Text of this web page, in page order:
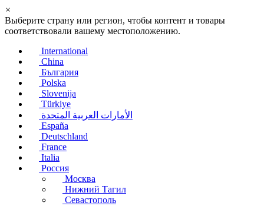
×
Выберите страну или регион, чтобы контент и товары
соответствовали вашему местоположению.
International
China
България
Polska
Slovenija
Türkiye
الأمارات العربية المتحدة
España
Deutschland
France
Italia
Россия
Москва
Нижний Тагил
Севастополь